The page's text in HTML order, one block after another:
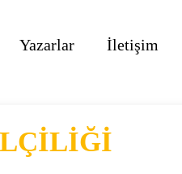
Yazarlar İletişim